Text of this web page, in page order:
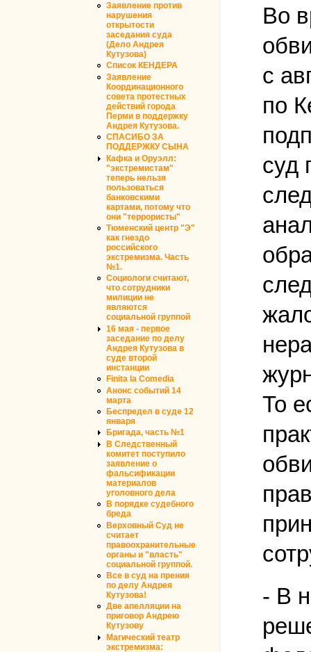
Заявление против
нарушения
открытости
заседания суда
(Дело Андрея
Кутузова)
Список КЕНДЕРА
Заявление
Координационного
совета протестных
действий города
Перми в поддержку
Андрея Кутузова.
СПАСИБО ЗА
ПОДДЕРЖКУ СЫНА
Кафка и Оруэлл:
"экстремистам"
теперь нельзя
пользоваться
банковскими
картами, потому что
они "террористы"
Тюменский центр "Э"
как гнездо
российского
экстремизма. Часть
№1.
Социологи считают,
что сотрудники
милиции не
являются
социальной группой
16 мая - первое
заседание по делу
Андрея Кутузова в
суде второй
инстанции
Finita la Comedia
Анонс событий 14
марта
Беспредел в суде 12
января
Бригада, часть №1
В Следственный
комитет поступило
заявление о
фальсификации
материалов
уголовного дела
В порядке судебного
бреда
Верховный Суд не
считает
правоохранительные
органы и "власть"
социальной группой.
Все в суд на прения
по делу Андрея
Кутузова!
Две апелляции на
приговор Андрею
Кутузову
Магический театр
экстремизма:
Во
с
по
суд
То
- В